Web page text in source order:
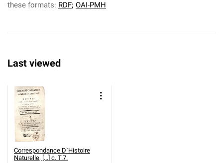
these formats: RDF; OAI-PMH
Last viewed
Correspondance D`Histoire
Naturelle, [...] c. T.7.